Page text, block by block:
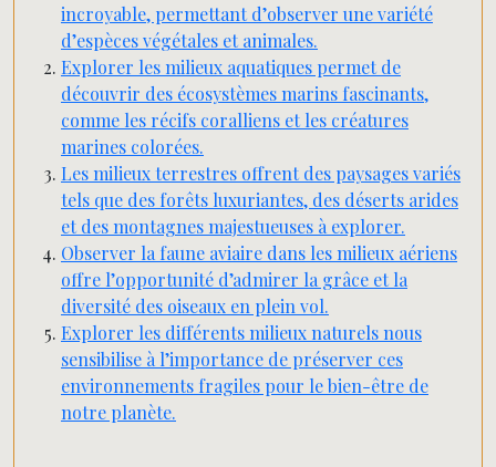
incroyable, permettant d’observer une variété
d’espèces végétales et animales.
Explorer les milieux aquatiques permet de
découvrir des écosystèmes marins fascinants,
comme les récifs coralliens et les créatures
marines colorées.
Les milieux terrestres offrent des paysages variés
tels que des forêts luxuriantes, des déserts arides
et des montagnes majestueuses à explorer.
Observer la faune aviaire dans les milieux aériens
offre l’opportunité d’admirer la grâce et la
diversité des oiseaux en plein vol.
Explorer les différents milieux naturels nous
sensibilise à l’importance de préserver ces
environnements fragiles pour le bien-être de
notre planète.